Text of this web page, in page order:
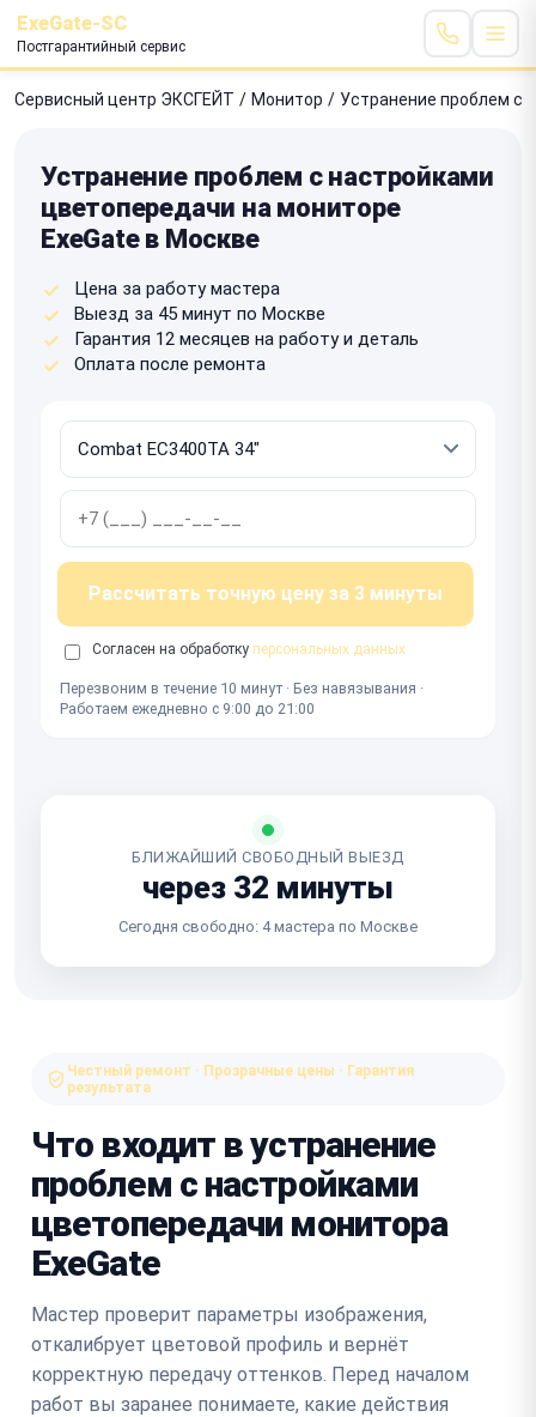
ExeGate-SC
Постгарантийный сервис
Сервисный центр ЭКСГЕЙТ / Монитор / Устранение проблем с
Устранение проблем с настройками
цветопередачи на мониторе
ExeGate в Москве
Цена за работу мастера
Выезд за 45 минут по Москве
Гарантия 12 месяцев на работу и деталь
Оплата после ремонта
Рассчитать точную цену за 3 минуты
Согласен на обработку персональных данных
Перезвоним в течение 10 минут · Без навязывания ·
Работаем ежедневно с 9:00 до 21:00
БЛИЖАЙШИЙ СВОБОДНЫЙ ВЫЕЗД
через 32 минуты
Сегодня свободно: 4 мастера по Москве
Честный ремонт · Прозрачные цены · Гарантия
результата
Что входит в устранение
проблем с настройками
цветопередачи монитора
ExeGate
Мастер проверит параметры изображения,
откалибрует цветовой профиль и вернёт
корректную передачу оттенков. Перед началом
работ вы заранее понимаете, какие действия